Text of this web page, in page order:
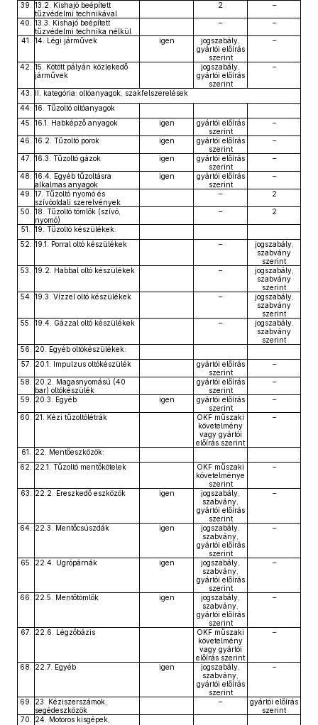
39.
13.2. Kishajó beépített
tűzvédelmi technikával
2 –
40.
13.3. Kishajó beépített
tűzvédelmi technika nélkül
– –
41. 14. Légi járművek igen
jogszabály,
gyártói előírás
szerint
–
42.
15. Kötött pályán közlekedő
járművek
jogszabály,
gyártói előírás
szerint
–
43.
II. kategória: oltóanyagok, szakfelszerelések
44.
16. Tűzoltó oltóanyagok
45.
16.1. Habképző anyagok igen
gyártói előírás
szerint
–
46. 16.2. Tűzoltó porok igen
gyártói előírás
szerint
–
47. 16.3. Tűzoltó gázok igen
gyártói előírás
szerint
–
48.
16.4. Egyéb tűzoltásra
alkalmas anyagok
igen
gyártói előírás
szerint
–
49.
17. Tűzoltó nyomó és
szívóoldali szerelvények
– 2
50.
18. Tűzoltó tömlők (szívó,
nyomó)
– 2
51.
19. Tűzoltó készülékek:
52.
19.1. Porral oltó készülékek –
jogszabály,
szabvány
szerint
53.
19.2. Habbal oltó készülékek –
jogszabály,
szabvány
szerint
54.
19.3. Vízzel oltó készülékek –
jogszabály,
szabvány
szerint
55.
19.4. Gázzal oltó készülékek –
jogszabály,
szabvány
szerint
56.
20. Egyéb oltókészülékek:
57.
20.1. Impulzus oltókészülék
gyártói előírás
szerint
–
58.
20.2. Magasnyomású (40
bar) oltókészülék
gyártói előírás
szerint
–
59. 20.3. Egyéb igen
gyártói előírás
szerint
–
60. 21. Kézi tűzoltólétrák
OKF műszaki
követelmény
vagy gyártói
előírás szerint
–
61.
22. Mentőeszközök:
62.
22.1. Tűzoltó mentőkötelek
OKF műszaki
követelménye
szerint
–
63. 22.2. Ereszkedő eszközök igen
jogszabály,
szabvány,
gyártói előírás
szerint
–
64. 22.3. Mentőcsúszdák igen
jogszabály,
szabvány,
gyártói előírás
szerint
–
65. 22.4. Ugrópárnák igen
jogszabály,
szabvány,
gyártói előírás
szerint
–
66. 22.5. Mentőtömlők igen
jogszabály,
szabvány,
gyártói előírás
szerint
–
67. 22.6. Légzőbázis
OKF műszaki
követelmény
vagy gyártói
előírás szerint
–
68. 22.7. Egyéb igen
jogszabály,
szabvány,
gyártói előírás
szerint
–
69.
23. Kéziszerszámok,
segédeszközök
–
gyártói előírás
szerint
70.
24. Motoros kisgépek,